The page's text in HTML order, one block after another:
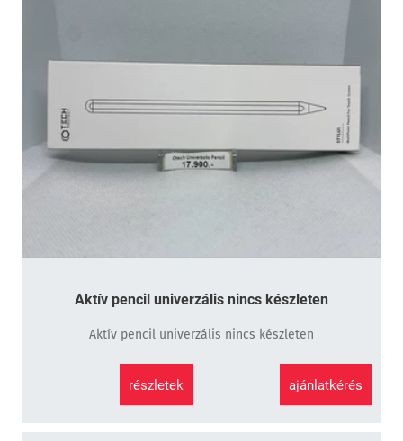
Aktív pencil univerzális nincs készleten
Aktív pencil univerzális nincs készleten
részletek ajánlatkérés